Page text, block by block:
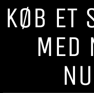
KØB ET
MED